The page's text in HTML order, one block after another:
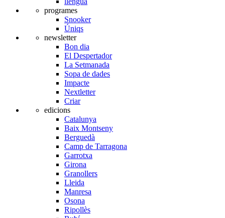
programes
Snooker
Úniqs
newsletter
Bon dia
El Despertador
La Setmanada
Sopa de dades
Impacte
Nextletter
Criar
edicions
Catalunya
Baix Montseny
Berguedà
Camp de Tarragona
Garrotxa
Girona
Granollers
Lleida
Manresa
Osona
Ripollès